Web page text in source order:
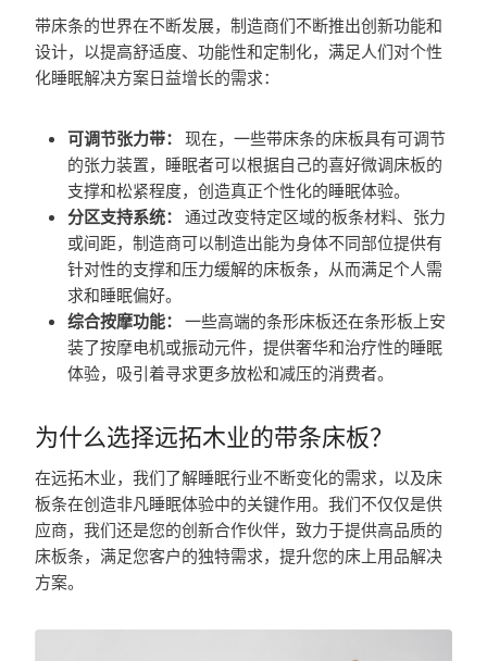
带床条的世界在不断发展，制造商们不断推出创新功能和
设计，以提高舒适度、功能性和定制化，满足人们对个性
化睡眠解决方案日益增长的需求：
可调节张力带：
现在，一些带床条的床板具有可调节
的张力装置，睡眠者可以根据自己的喜好微调床板的
支撑和松紧程度，创造真正个性化的睡眠体验。
分区支持系统：
通过改变特定区域的板条材料、张力
或间距，制造商可以制造出能为身体不同部位提供有
针对性的支撑和压力缓解的床板条，从而满足个人需
求和睡眠偏好。
综合按摩功能：
一些高端的条形床板还在条形板上安
装了按摩电机或振动元件，提供奢华和治疗性的睡眠
体验，吸引着寻求更多放松和减压的消费者。
为什么选择远拓木业的带条床板？
在远拓木业，我们了解睡眠行业不断变化的需求，以及床
板条在创造非凡睡眠体验中的关键作用。我们不仅仅是供
应商，我们还是您的创新合作伙伴，致力于提供高品质的
床板条，满足您客户的独特需求，提升您的床上用品解决
方案。